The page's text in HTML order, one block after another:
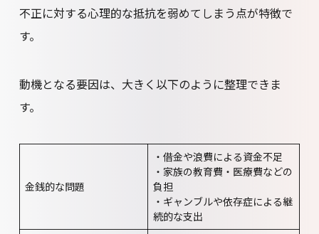
不正に対する心理的な抵抗を弱めてしまう点が特徴で
す。
動機となる要因は、大きく以下のように整理できま
す。
金銭的な問題
・借金や浪費による資金不足
・家族の教育費・医療費などの
負担
・ギャンブルや依存症による継
続的な支出